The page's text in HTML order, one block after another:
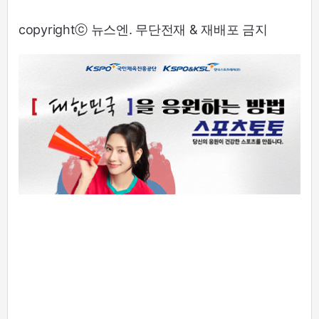
copyrightⓒ 뉴스엔. 무단전재 & 재배포 금지